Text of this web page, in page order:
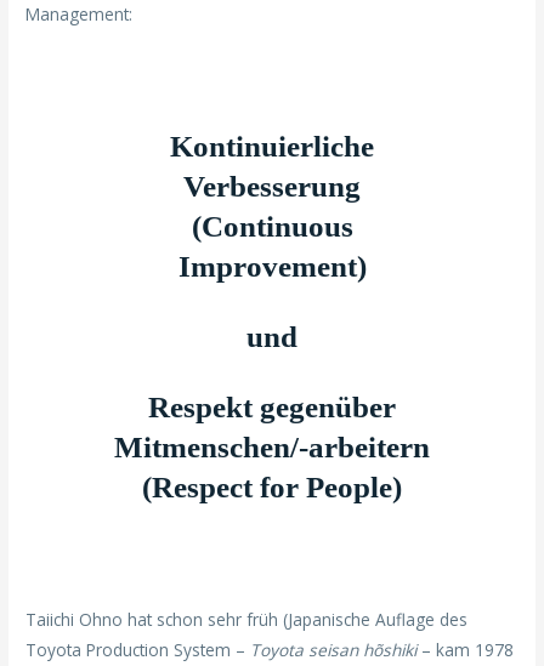
Management:
Kontinuierliche
Verbesserung
(Continuous
Improvement)
und
Respekt gegenüber
Mitmenschen/-arbeitern
(Respect for People)
Taiichi Ohno hat schon sehr früh (Japanische Auflage des
Toyota Production System – Toyota seisan hõshiki– kam 1978